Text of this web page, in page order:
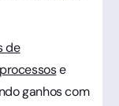
de
e
ganhos com